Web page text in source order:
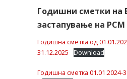
Годишни сметки на
застапување на
Годишна сметка од
31.12.2025
Download
Годишна сметка 01.01.2024-